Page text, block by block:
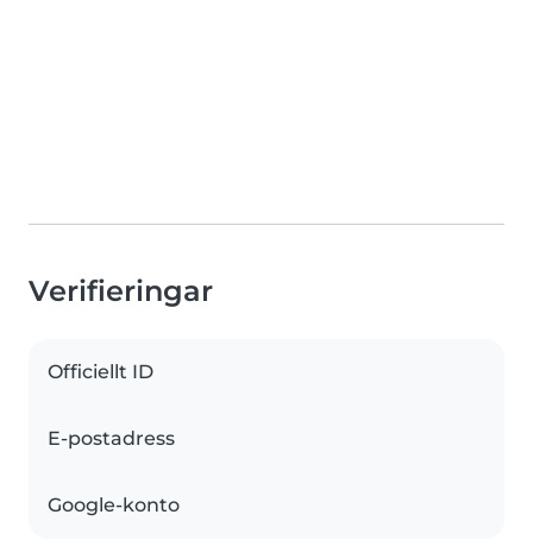
Verifieringar
Officiellt ID
E-postadress
Google-konto